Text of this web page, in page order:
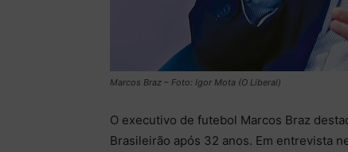
Marcos Braz – Foto: Igor Mota (O Liberal)
O executivo de futebol Marcos Braz
Brasileirão após 32 anos. Em entrevista